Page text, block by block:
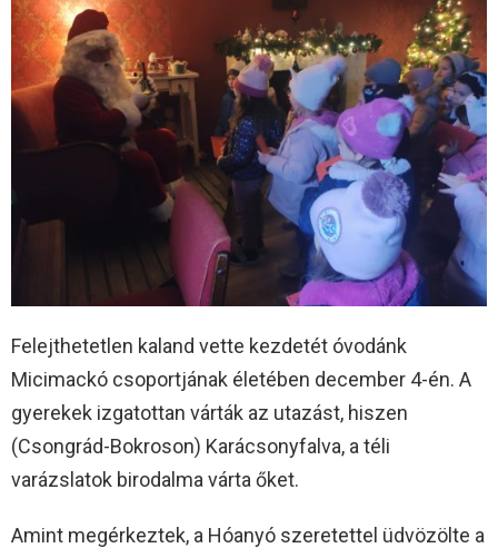
Felejthetetlen kaland vette kezdetét óvodánk
Micimackó csoportjának életében december 4-én. A
gyerekek izgatottan várták az utazást, hiszen
(Csongrád-Bokroson) Karácsonyfalva, a téli
varázslatok birodalma várta őket.
Amint megérkeztek, a Hóanyó szeretettel üdvözölte a